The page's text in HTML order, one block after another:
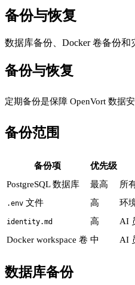
备份与恢复
数据库备份、Docker 卷备份和
备份与恢复
定期备份是保障 OpenVort 数据
备份范围
备份项 优先级
PostgreSQL 数据库
最高 所
.env 文件 高 环
identity.md 高
AI
Docker workspace 卷 中 AI
数据库备份